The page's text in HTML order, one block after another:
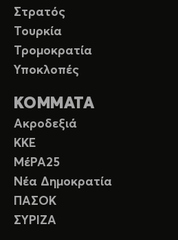
Στρατός
Τουρκία
Τρομοκρατία
Υποκλοπές
ΚΟΜΜΑΤΑ
Ακροδεξιά
ΚΚΕ
ΜέΡΑ25
Νέα Δημοκρατία
ΠΑΣΟΚ
ΣΥΡΙΖΑ